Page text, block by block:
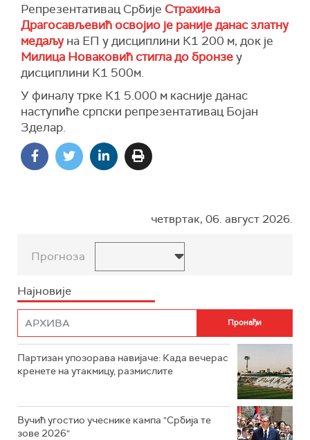
Репрезентативац Србије Страхиња
Драгосављевић освојио је раније данас златну
медаљу на ЕП у дисциплини К1 200 м, док је
Милица Новаковић стигла до бронзеу
дисциплини К1 500м.
У финалу трке К1 5.000 м касније данас
наступиће српски репрезентативац Бојан
Зделар.
четвртак, 06. август 2026.
Прогноза
Најновије
Партизан упозорава навијаче: Када вечерас
кренете на утакмицу, размислите
Вучић угостио учеснике кампа "Србија те
зове 2026"